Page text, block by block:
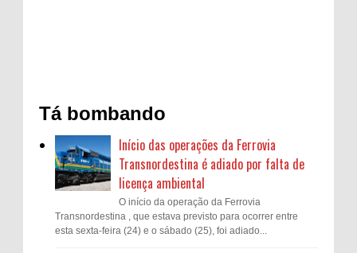
Tá bombando
Início das operações da Ferrovia
Transnordestina é adiado por falta de
licença ambiental
O início da operação da Ferrovia
Transnordestina , que estava previsto para ocorrer entre
esta sexta-feira (24) e o sábado (25), foi adiado...